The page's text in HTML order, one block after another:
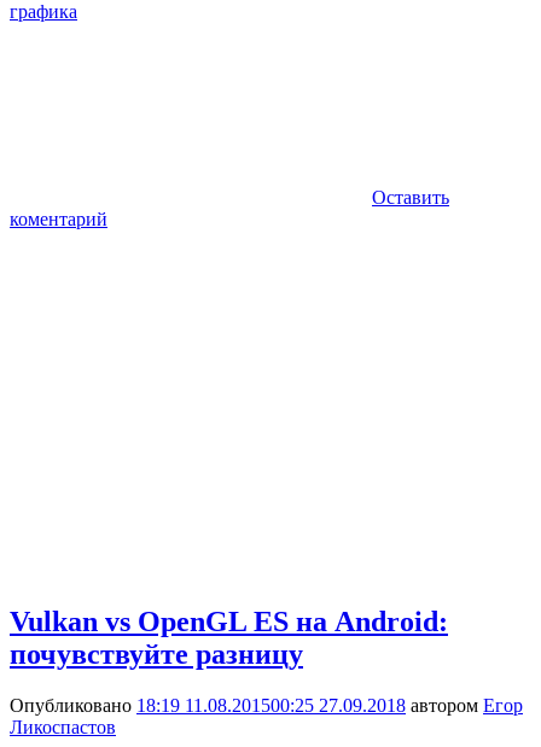
графика
Оставить
коментарий
Vulkan vs OpenGL ES на Android:
почувствуйте разницу
Опубликовано 18:19 11.08.201500:25 27.09.2018 автором Егор
Ликоспастов